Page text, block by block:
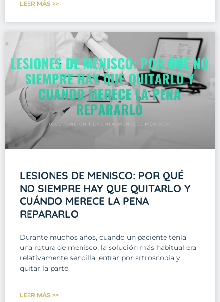
LEER MÁS >>
LESIONES DE MENISCO: POR QUÉ
NO SIEMPRE HAY QUE QUITARLO Y
CUÁNDO MERECE LA PENA
REPARARLO
Durante muchos años, cuando un paciente tenía
una rotura de menisco, la solución más habitual era
relativamente sencilla: entrar por artroscopia y
quitar la parte
LEER MÁS >>